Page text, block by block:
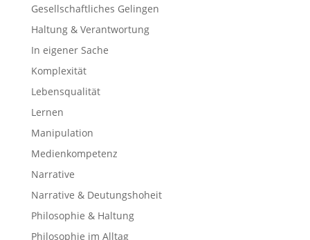
Gesellschaftliches Gelingen
Haltung & Verantwortung
In eigener Sache
Komplexität
Lebensqualität
Lernen
Manipulation
Medienkompetenz
Narrative
Narrative & Deutungshoheit
Philosophie & Haltung
Philosophie im Alltag